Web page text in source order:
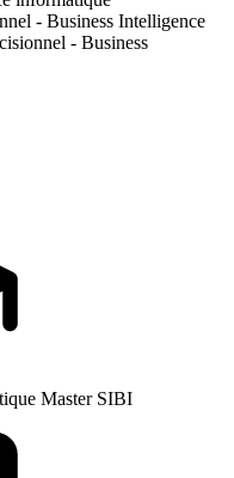
- Business Intelligence
- Business
Master SIBI